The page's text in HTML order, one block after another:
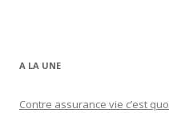
A LA UNE
Contre assurance vie c’est